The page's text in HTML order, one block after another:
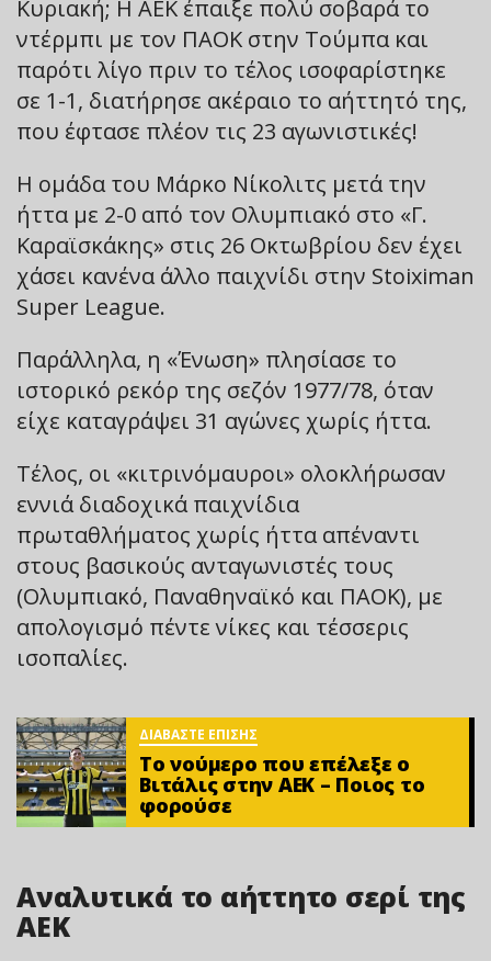
Κυριακή; Η ΑΕΚ έπαιξε πολύ σοβαρά το
ντέρμπι με τον ΠΑΟΚ στην Τούμπα και
παρότι λίγο πριν το τέλος ισοφαρίστηκε
σε 1-1, διατήρησε ακέραιο το αήττητό της,
που έφτασε πλέον τις 23 αγωνιστικές!
Η ομάδα του Μάρκο Νίκολιτς μετά την
ήττα με 2-0 από τον Ολυμπιακό στο «Γ.
Καραϊσκάκης» στις 26 Οκτωβρίου δεν έχει
χάσει κανένα άλλο παιχνίδι στην Stoiximan
Super League.
Παράλληλα, η «Ένωση» πλησίασε το
ιστορικό ρεκόρ της σεζόν 1977/78, όταν
είχε καταγράψει 31 αγώνες χωρίς ήττα.
Τέλος, οι «κιτρινόμαυροι» ολοκλήρωσαν
εννιά διαδοχικά παιχνίδια
πρωταθλήματος χωρίς ήττα απέναντι
στους βασικούς ανταγωνιστές τους
(Ολυμπιακό, Παναθηναϊκό και ΠΑΟΚ), με
απολογισμό πέντε νίκες και τέσσερις
ισοπαλίες.
ΔΙΑΒΑΣΤΕ ΕΠΙΣΗΣ
Το νούμερο που επέλεξε ο
Βιτάλις στην ΑΕΚ – Ποιος το
φορούσε
Αναλυτικά το αήττητο σερί της
ΑΕΚ